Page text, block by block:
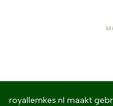
royallemkes.nl maakt